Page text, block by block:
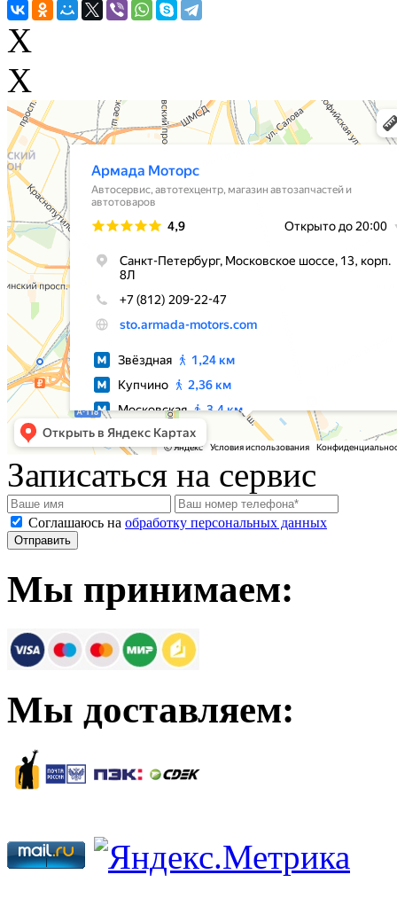
X
X
Записаться на сервис
Соглашаюсь на обработку персональных данных
Мы принимаем:
Мы доставляем: